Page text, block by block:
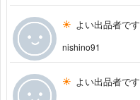
よい出品者です
nishino91
よい出品者です